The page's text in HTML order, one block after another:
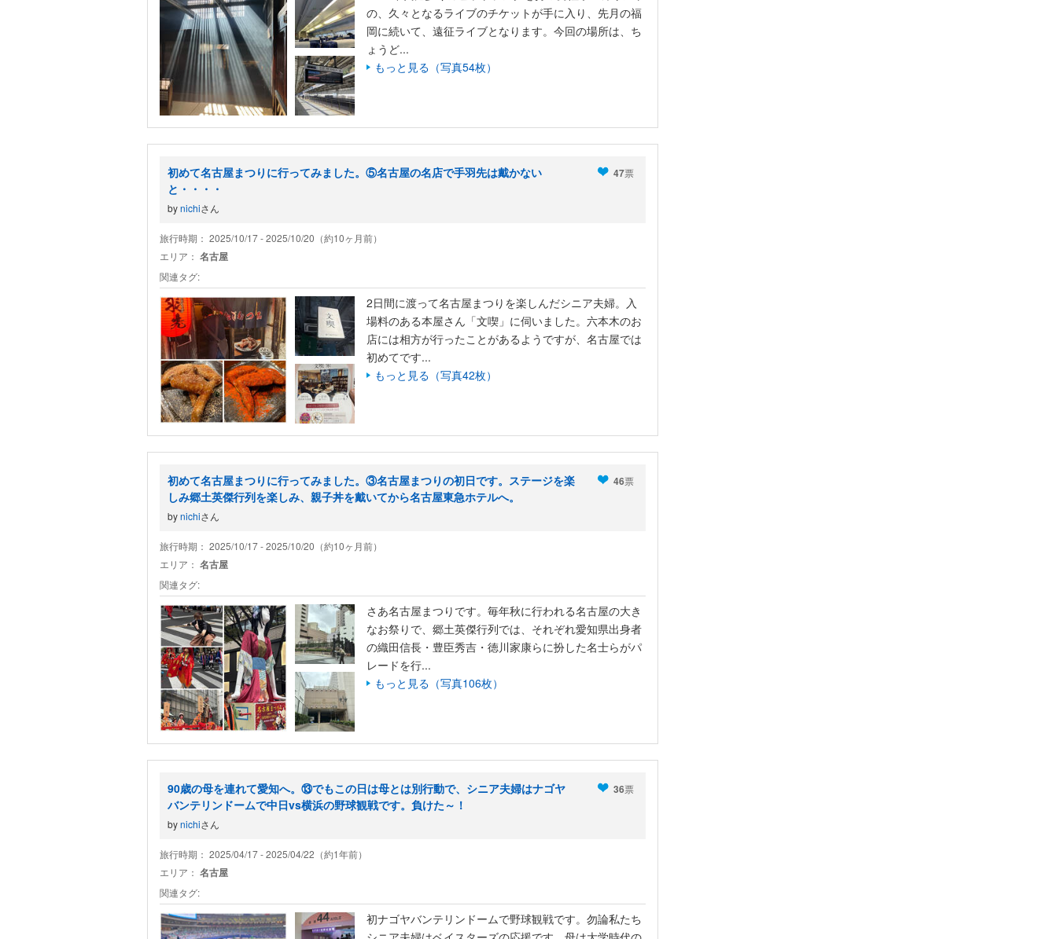
の、久々となるライブのチケットが手に入り、先月の福
岡に続いて、遠征ライブとなります。今回の場所は、ち
ょうど...
もっと見る（写真54枚）
初めて名古屋まつりに行ってみました。⑤名古屋の名店で手羽先は戴かない
と・・・・
47票
bynichiさん
旅行時期： 2025/10/17 - 2025/10/20（約10ヶ月前）
エリア： 名古屋
関連タグ:
2日間に渡って名古屋まつりを楽しんだシニア夫婦。入
場料のある本屋さん「文喫」に伺いました。六本木のお
店には相方が行ったことがあるようですが、名古屋では
初めてです...
もっと見る（写真42枚）
初めて名古屋まつりに行ってみました。③名古屋まつりの初日です。ステージを楽
しみ郷土英傑行列を楽しみ、親子丼を戴いてから名古屋東急ホテルへ。
46票
bynichiさん
旅行時期： 2025/10/17 - 2025/10/20（約10ヶ月前）
エリア： 名古屋
関連タグ:
さあ名古屋まつりです。毎年秋に行われる名古屋の大き
なお祭りで、郷土英傑行列では、それぞれ愛知県出身者
の織田信長・豊臣秀吉・徳川家康らに扮した名士らがパ
レードを行...
もっと見る（写真106枚）
90歳の母を連れて愛知へ。⑬でもこの日は母とは別行動で、シニア夫婦はナゴヤ
バンテリンドームで中日vs横浜の野球観戦です。負けた～！
36票
bynichiさん
旅行時期： 2025/04/17 - 2025/04/22（約1年前）
エリア： 名古屋
関連タグ:
初ナゴヤバンテリンドームで野球観戦です。勿論私たち